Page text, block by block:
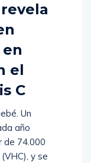
el
C
Un
año
de 74.000
y se